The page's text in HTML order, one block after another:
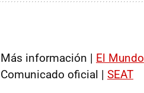
Más información | El Mundo
Comunicado oficial | SEAT